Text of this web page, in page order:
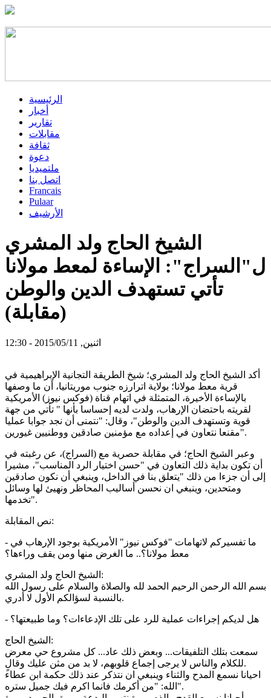
الرئيسية
أخبار
تقارير
مقابلات
ثقافة
دعوة
ملتميديا
اتصل بنا
Francais
Pulaar
الأرشيف
الشيخ الحاج ولد المشري
ل"السراج": الإساءة لمعط مولانا
تأتي تستهدف الدين والوطن
(مقابلة)
اثنين, 2015/05/11 - 12:30
أكد الشيخ الحاج ولد المشري؛ شيخ الطريقة التجانية الإبراهيمية في
قرية معط مولانا؛ بولاية اترارزه جنوب موريتانيا، أن ما وصفها
بالإساءة الأخيرة، المتمثلة في اتهام قناة (فوكس نيوز) الأمريكية
لقريته باحتضان الإرهاب، ولدت لديه إحساسا بأنها " تأتي من جهة
قوية وتستهدف الدين والوطن"، وقال: "نتمنى أن نجد جوابا عمليا
مقنعا نتعاون في إعداده مع مؤمنين صادقين ووطنيين غيورين".
وعبر الشيخ الحاج؛ في مقابلة حصرية مع (السراج)، عن رغبته في
أن تكون بداية ذلك التعاون في "حسن اختيار الرد المناسب"، مشيرا
إلى أن جزءا من ذلك "يتعلق بنا في الداخل، وينبغي أن نكون صادقين
ومتحدين، وينبغي ان نحسن أساليب المحاظر ونهيئ لها وسائل
تخدمها".
نص المقابلة:
- ما تفسيركم لاتهامات "فوكس نيوز" الأمريكية بوجود الإرهاب في
معط مولانا؟.. ما الغرض منها ومن يقف وراءها؟
الشيخ الحاج ولد المشري:
بسم الله الرحمن الرحيم الحمد لله والصلاة والسلام على رسول الله
بالنسبة لسؤالكم الأول لا أدري.
- هل لديكم إجراءات عملية للرد على تلك الإدعاءات؟ وما طبيعتها؟
الشيخ الحاج:
سمعت بتلك التلفيقات... وبعض ذلك عاد... كل مشروع حي معرض
للكلام والناس لا يرجى إجماع قلوبهم، لا بد من مثن عليك وقالٍ.
احيانا نسمع المدح والثناء وينبغي ان نتذكر عند ذلك حكمة ابن عطاء
الله: "من أكرمك فانما اكرم فيك جميل ستره".